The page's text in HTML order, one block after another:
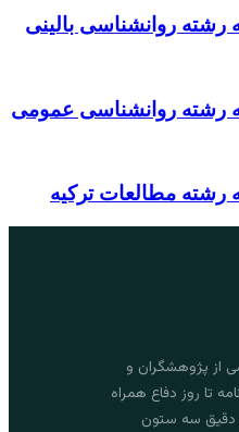
رشته روانشناسی بالینی
رشته روانشناسی عمومی
رشته مطالعات ترکیه
از پژوهشگران و
تا روز دفاع همراه
دقیق سه ستون